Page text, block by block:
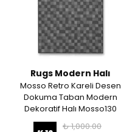
Rugs Modern Halı
Mosso Retro Kareli Desen
Dokuma Taban Modern
Dekoratif Halı Mosso130
₺ 1,000.00